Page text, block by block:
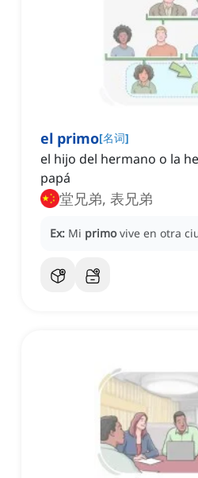
el primo[名词]
el hijo del hermano o la
papá
堂兄弟, 表兄弟
Ex: Mi primo vive en otra